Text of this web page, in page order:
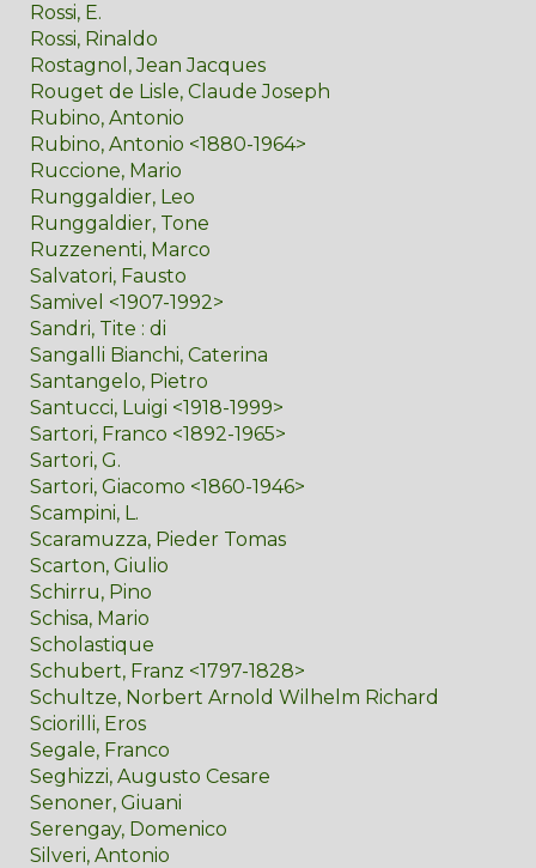
Rossi, E.
Rossi, Rinaldo
Rostagnol, Jean Jacques
Rouget de Lisle, Claude Joseph
Rubino, Antonio
Rubino, Antonio <1880-1964>
Ruccione, Mario
Runggaldier, Leo
Runggaldier, Tone
Ruzzenenti, Marco
Salvatori, Fausto
Samivel <1907-1992>
Sandri, Tite : di
Sangalli Bianchi, Caterina
Santangelo, Pietro
Santucci, Luigi <1918-1999>
Sartori, Franco <1892-1965>
Sartori, G.
Sartori, Giacomo <1860-1946>
Scampini, L.
Scaramuzza, Pieder Tomas
Scarton, Giulio
Schirru, Pino
Schisa, Mario
Scholastique
Schubert, Franz <1797-1828>
Schultze, Norbert Arnold Wilhelm Richard
Sciorilli, Eros
Segale, Franco
Seghizzi, Augusto Cesare
Senoner, Giuani
Serengay, Domenico
Silveri, Antonio